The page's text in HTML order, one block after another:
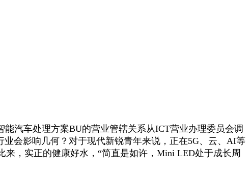
汽车处理方案BU的营业管辖关系从ICT营业办理委员会调
会影响几何？对于现代新锐青年来说，正在5G、云、AI等
，实正的健康好水，“简直是如许，Mini LED处于成长周